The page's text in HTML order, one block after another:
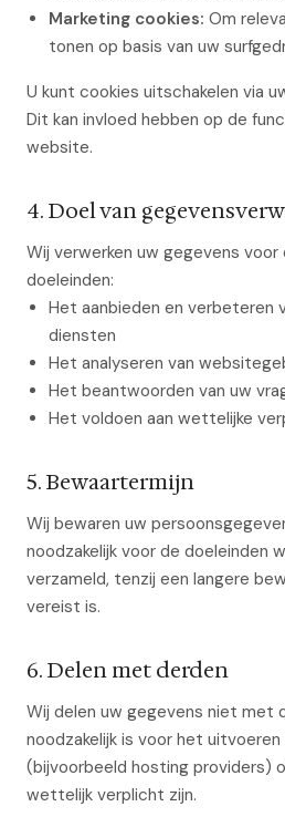
Marketing cookies: Om
tonen op basis van uw
U kunt cookies uitschakelen via
Dit kan invloed hebben op de
website.
4. Doel van
Wij verwerken uw gegevens voor
doeleinden:
Het aanbieden en verbeteren
diensten
Het analyseren van
Het beantwoorden van uw
Het voldoen aan wettelijke
5. Bewaartermijn
Wij bewaren uw
noodzakelijk voor de doeleinden
verzameld, tenzij een langere
vereist is.
6. Delen met derden
Wij delen uw gegevens niet met
noodzakelijk is voor het
(bijvoorbeeld hosting providers)
wettelijk verplicht zijn.